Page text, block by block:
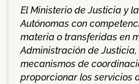
El Ministerio de Justicia y
Autónomas con
materia o transferidas en
Administración de
mecanismos de
proporcionar los servicios